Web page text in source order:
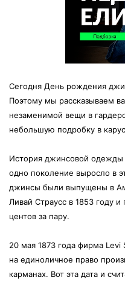
Сегодня День рождения
Поэтому мы рассказываем
незаменимой вещи в
небольшую подробку в
История джинсовой одежды
одно поколение выросло в
джинсы были выпущены в
Ливай Страусс в 1853 году
центов за пару.
20 мая 1873 года фирма Levi
на единоличное право
карманах. Вот эта дата и